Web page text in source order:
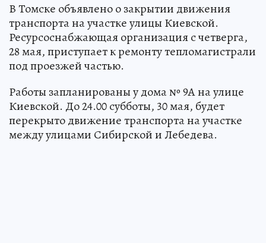
В Томске объявлено о закрытии движения
транспорта на участке улицы Киевской.
Ресурсоснабжающая организация с четверга,
28 мая, приступает к ремонту тепломагистрали
под проезжей частью.
Работы запланированы у дома № 9А на улице
Киевской. До 24.00 субботы, 30 мая, будет
перекрыто движение транспорта на участке
между улицами Сибирской и Лебедева.